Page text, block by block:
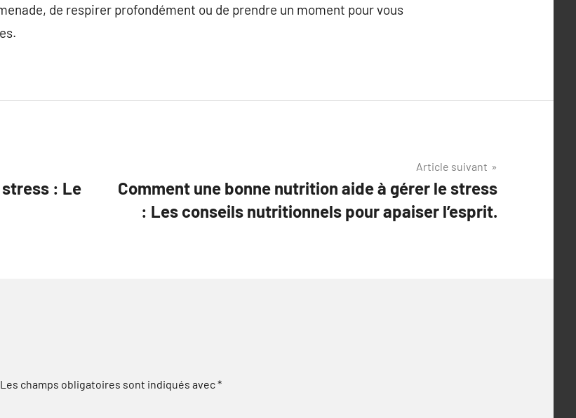
de respirer profondément ou de prendre un moment pour vous
: Le
Article suivant
Comment une bonne nutrition aide à gérer le stress
: Les conseils nutritionnels pour apaiser l’esprit.
Les champs obligatoires sont indiqués avec*